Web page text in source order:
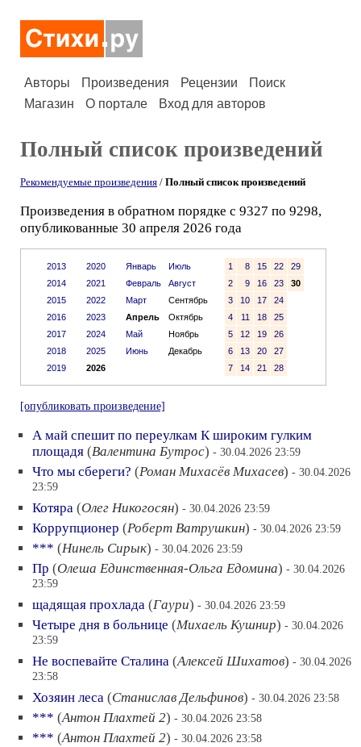
Авторы Произведения Рецензии
Поиск
Магазин
О портале Вход для авторов
Полный список произведений
Рекомендуемые произведения / Полный список произведений
Произведения в обратном порядке с 9327 по 9298,
опубликованные 30 апреля 2026 года
2013
2014
2015
2016
2017
2018
2019
2020
2021
2022
2023
2024
2025
2026
Январь
Июль
Февраль
Август
Март
Сентябрь
Апрель
Октябрь
Май
Ноябрь
Июнь
Декабрь
1 8 15 22
29
2
9 16 23
30
3
10 17
24
4
11 18
25
5
12 19
26
6
13 20
27
7
14 21 28
[опубликовать произведение]
А май спешит по переулкам К широким гулким
площадя (Валентина Бутрос) - 30.04.2026 23:59
Что мы сбереги? (Роман Михасёв Михасев) - 30.04.2026
23:59
Котяра (Олег Никогосян) - 30.04.2026 23:59
Коррупционер (Роберт Ватрушкин) - 30.04.2026 23:59
*** (Нинель Сирык) - 30.04.2026 23:59
Пр (Олеша Единственная-Ольга Едомина) - 30.04.2026
23:59
щадящая прохлада (Гаури) - 30.04.2026 23:59
Четыре дня в больнице (Михаель Кушнир) - 30.04.2026
23:59
Не воспевайте Сталина (Алексей Шихатов) - 30.04.2026
23:58
Хозяин леса (Станислав Дельфинов) - 30.04.2026 23:58
*** (Антон Плахтей 2) - 30.04.2026 23:58
*** (Антон Плахтей 2) - 30.04.2026 23:58